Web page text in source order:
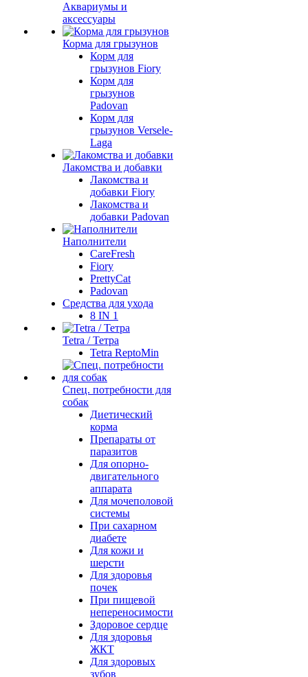
Аквариумы и
аксессуары
Корма для грызунов
Корм для
грызунов Fiory
Корм для
грызунов
Padovan
Корм для
грызунов Versele-
Laga
Лакомства и добавки
Лакомства и
добавки Fiory
Лакомства и
добавки Padovan
Наполнители
CareFresh
Fiory
PrettyCat
Padovan
Средства для ухода
8 IN 1
Tetra / Тетра
Tetra ReptoMin
Спец. потребности для
собак
Диетический
корма
Препараты от
паразитов
Для опорно-
двигательного
аппарата
Для мочеполовой
системы
При сахарном
диабете
Для кожи и
шерсти
Для здоровья
почек
При пищевой
непереносимости
Здоровое сердце
Для здоровья
ЖКТ
Для здоровых
зубов